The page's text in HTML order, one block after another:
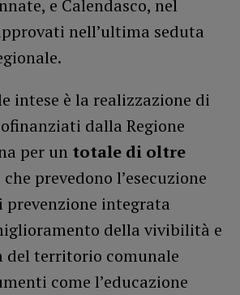
e Calendasco, nel
nell’ultima seduta
intese è la realizzazione di
dalla Regione
per un totale di oltre
che prevedono l’esecuzione
integrata
della vivibilità e
del territorio comunale
come l’educazione